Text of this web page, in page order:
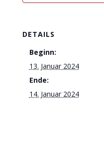
DETAILS
Beginn:
13. Januar 2024
Ende:
14. Januar 2024